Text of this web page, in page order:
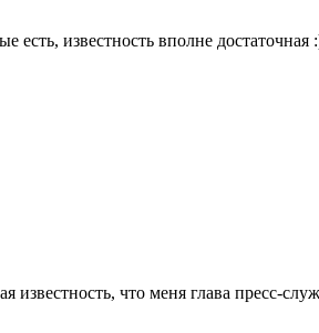
известность вполне достаточная
известность, что меня глава пресс-